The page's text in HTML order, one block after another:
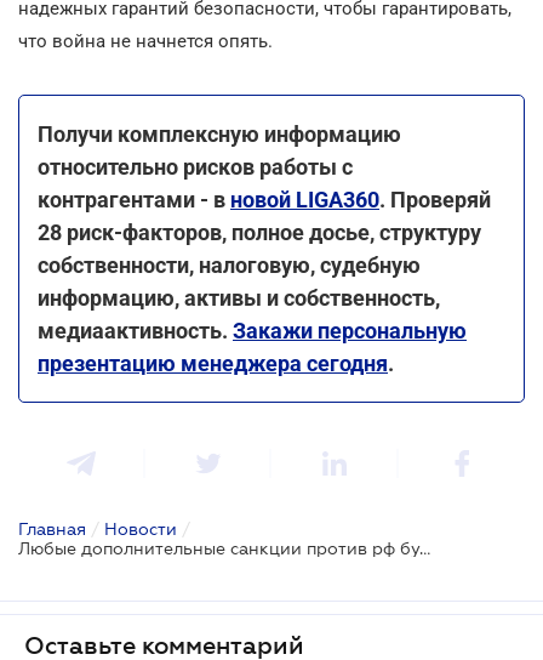
надежных гарантий безопасности, чтобы гарантировать,
что война не начнется опять.
Получи комплексную информацию
относительно рисков работы с
контрагентами - в новой LIGA360. Проверяй
28 риск-факторов, полное досье, структуру
собственности, налоговую, судебную
информацию, активы и собственность,
медиаактивность. Закажи персональную
презентацию менеджера сегодня.
Главная / Новости /
Любые дополнительные санкции против рф будут связаны с ее усилиями относительно окончания войны - заявление G7
Оставьте комментарий